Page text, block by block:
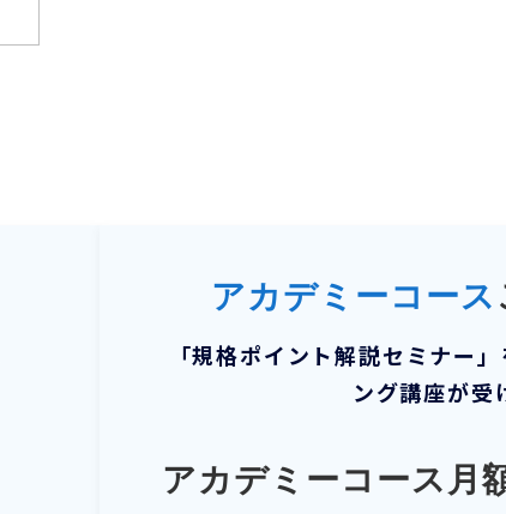
アカデミーコース
「規格ポイント解説セミナー
ング講座が受
アカデミーコース月